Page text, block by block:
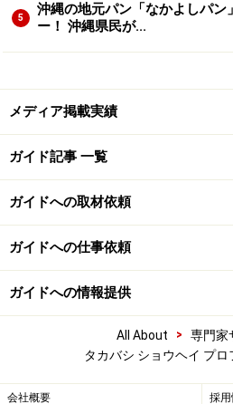
5
沖縄の地元パン「なかよしパン
ー！ 沖縄県民が...
メディア掲載実績
ガイド記事 一覧
ガイドへの取材依頼
ガイドへの仕事依頼
ガイドへの情報提供
All About > 専門家
タカバシ ショウヘイ プ
会社概要 採用